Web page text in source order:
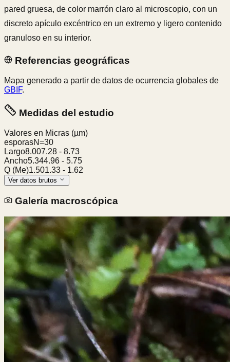
pared gruesa, de color marrón claro al microscopio, con un
discreto apículo excéntrico en un extremo y ligero contenido
granuloso en su interior.
Referencias geográficas
Mapa generado a partir de datos de ocurrencia globales de
GBIF.
Medidas del estudio
Valores en Micras (µm)
esporasN=30
Largo8.007.28 - 8.73
Ancho5.344.96 - 5.75
Q (Me)1.501.33 - 1.62
Ver datos brutos
Galería macroscópica